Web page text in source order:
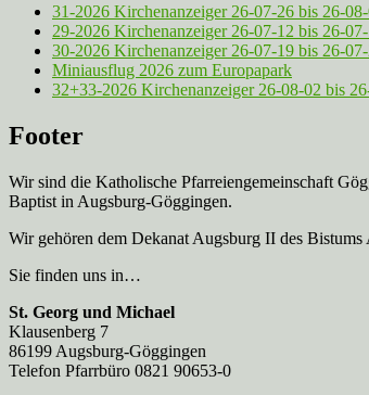
31-2026 Kirchenanzeiger 26-07-26 bis 26-
29-2026 Kirchenanzeiger 26-07-12 bis 26-
30-2026 Kirchenanzeiger 26-07-19 bis 26-
Miniausflug 2026 zum Europapark
32+33-2026 Kirchenanzeiger 26-08-02 bis
Footer
Wir sind die Katholische Pfarreien­gemeinschaft
Baptist in Augsburg-Göggingen.
Wir gehören dem Dekanat Augsburg II des
Sie finden uns in…
St. Georg und Michael
Klausenberg 7
86199 Augsburg-Göggingen
Telefon Pfarrbüro 0821 90653-0